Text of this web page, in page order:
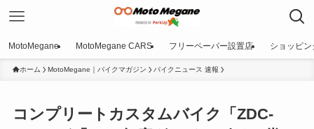
MotoMegane MotoMegane CARS フリーペーパー設置店 ショッピン
ホーム MotoMegane｜バイクマガジン バイクニュース 速報
コンプリートカスタムバイク「ZDC-